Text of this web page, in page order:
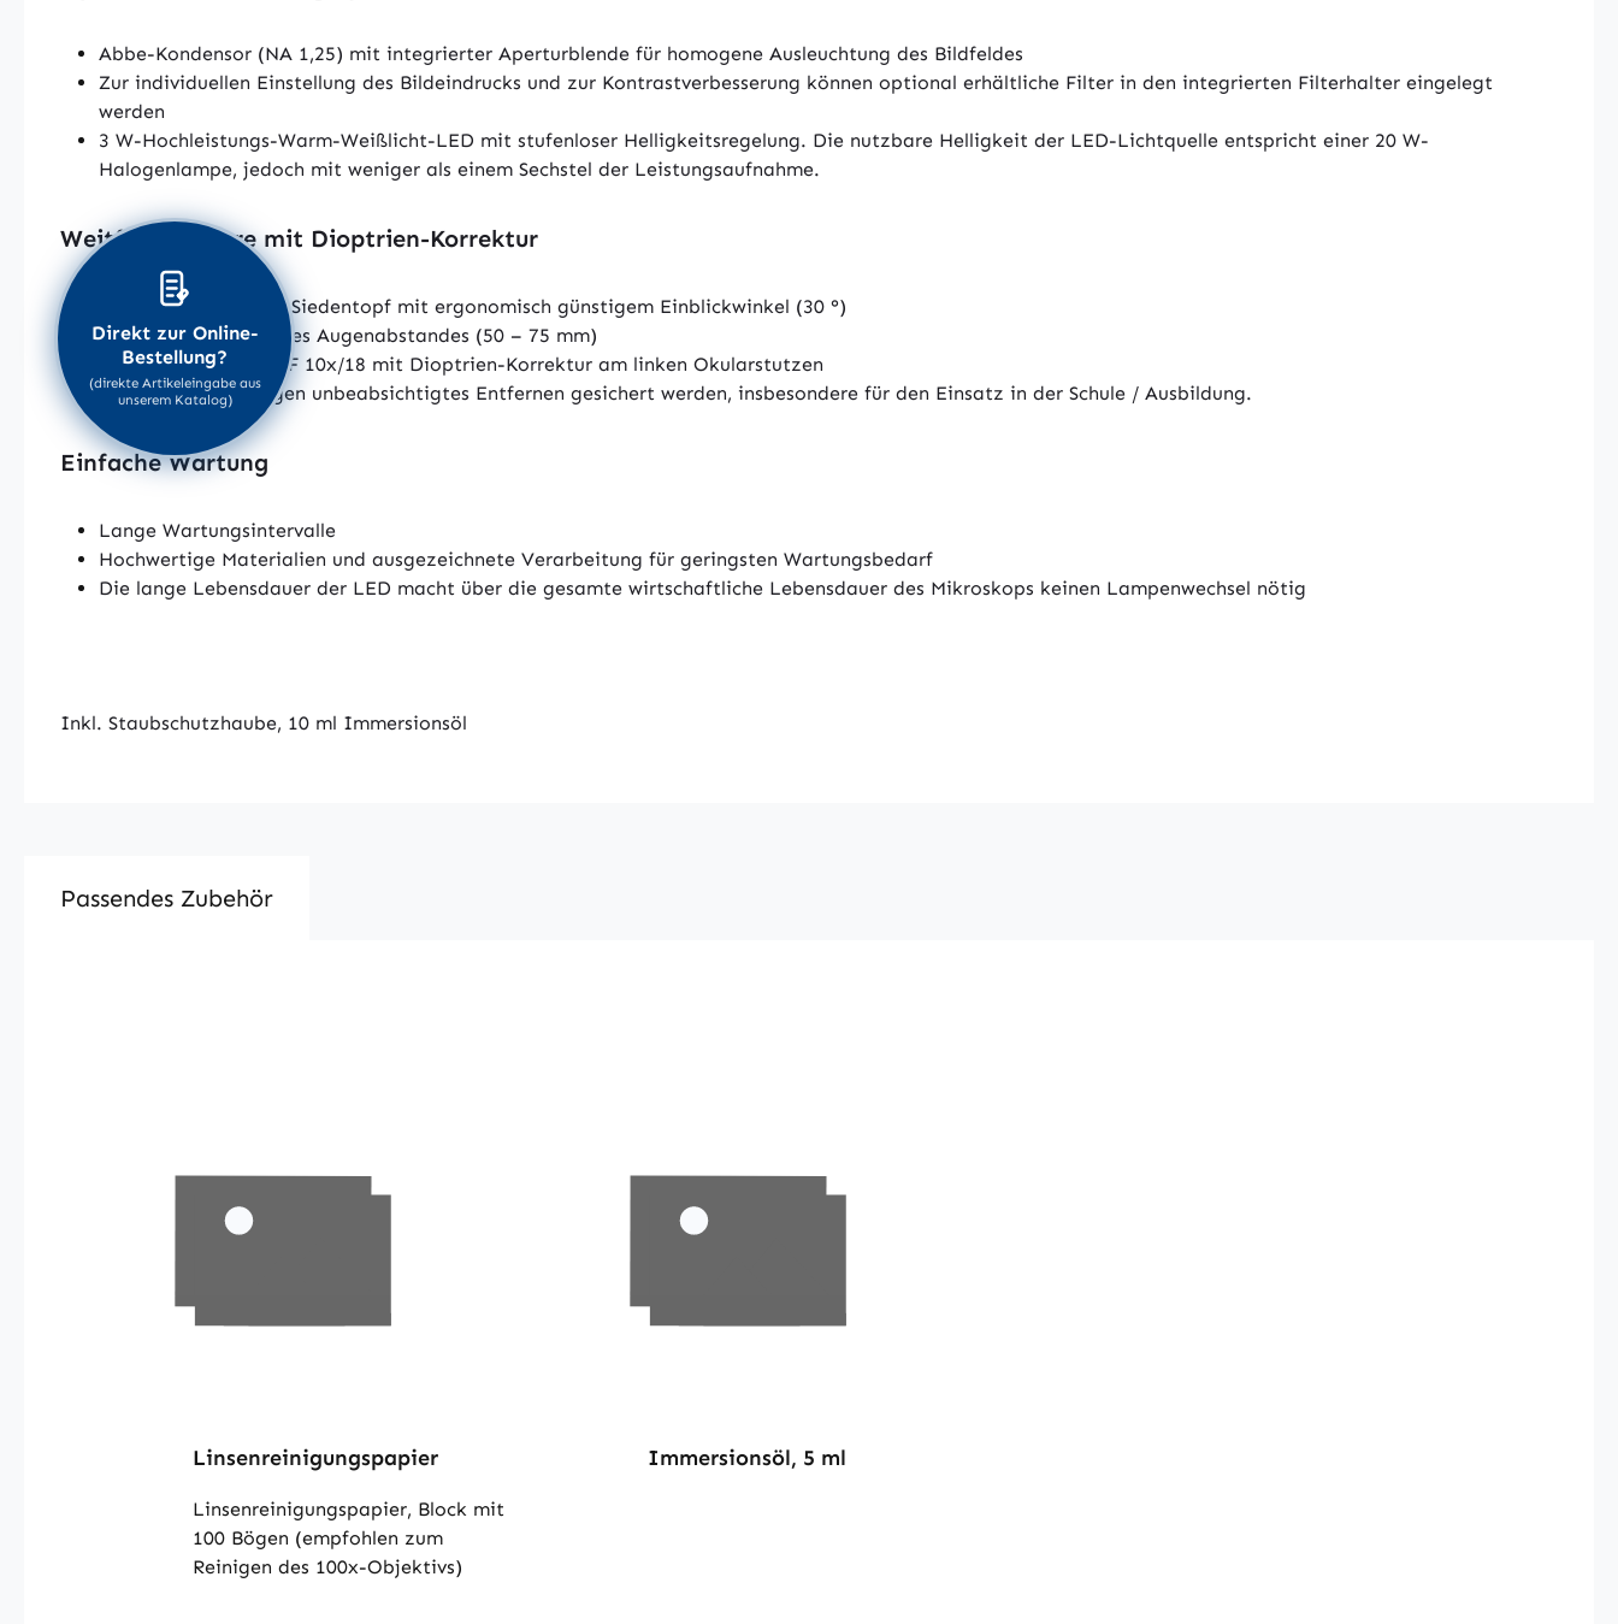
Abbe-Kondensor (NA 1,25) mit integrierter Aperturblende für homogene Ausleuchtung des Bildfeldes
Zur individuellen Einstellung des Bildeindrucks und zur Kontrastverbesserung können optional erhältliche Filter in den integrierten Filterhalter eingelegt
werden
3 W-Hochleistungs-Warm-Weißlicht-LED mit stufenloser Helligkeitsregelung. Die nutzbare Helligkeit der LED-Lichtquelle entspricht einer 20 W-
Halogenlampe, jedoch mit weniger als einem Sechstel der Leistungsaufnahme.
Weitfeld-Okulare mit Dioptrien-Korrektur
Binokulartubus nach Siedentopf mit ergonomisch günstigem Einblickwinkel (30 °)
Leichte Einstellung des Augenabstandes (50 – 75 mm)
Standard-Okulare WF 10x/18 mit Dioptrien-Korrektur am linken Okularstutzen
Okulare können gegen unbeabsichtigtes Entfernen gesichert werden, insbesondere für den Einsatz in der Schule / Ausbildung.
Einfache Wartung
Lange Wartungsintervalle
Hochwertige Materialien und ausgezeichnete Verarbeitung für geringsten Wartungsbedarf
Die lange Lebensdauer der LED macht über die gesamte wirtschaftliche Lebensdauer des Mikroskops keinen Lampenwechsel nötig
Inkl. Staubschutzhaube, 10 ml Immersionsöl
Passendes Zubehör
Linsenreinigungspapier
Linsenreinigungspapier, Block mit
100 Bögen (empfohlen zum
Reinigen des 100x-Objektivs)
Immersionsöl, 5 ml
Direkt zur Online-
Bestellung?
(direkte Artikeleingabe aus
unserem Katalog)